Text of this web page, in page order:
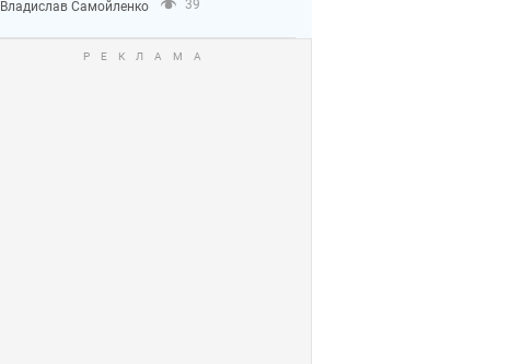
Теремках в Киеве
Владислав Самойленко 39